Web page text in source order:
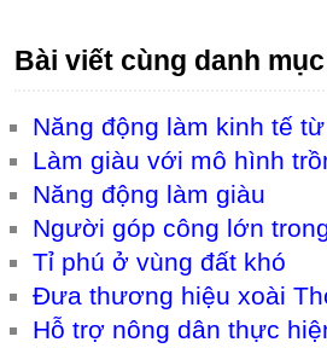
Bài viết cùng danh mục
Năng động làm kinh tế
Làm giàu với mô hình
Năng động làm giàu
Người góp công lớn
Tỉ phú ở vùng đất khó
Đưa thương hiệu xoài
Hỗ trợ nông dân thực